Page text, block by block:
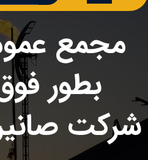
مجمع
بطور
شرکت